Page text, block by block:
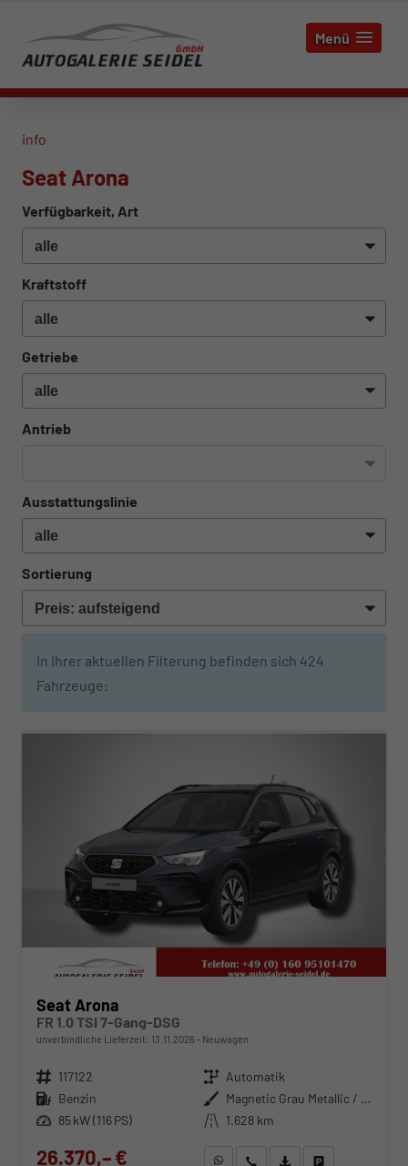
Menü
info
Seat Arona
Verfügbarkeit, Art
Kraftstoff
Getriebe
Antrieb
Ausstattungslinie
Sortierung
In Ihrer aktuellen Filterung befinden sich 424
Fahrzeuge:
ab 268,– € mtl.
Seat Arona
FR 1.0 TSI 7-Gang-DSG
unverbindliche Lieferzeit: 13.11.2026 Neuwagen
Fahrzeugnr. 117122 Getriebe Automatik
Kraftstoff Benzin Außenfarbe
Magnetic Grau Metallic / Dach in Midnight Schwarz Metallic
Leistung 85 kW (116 PS) Kilometerstand 1.628 km
26.370,– € WhatsApp anfragen
Wir rufen Sie anFahrzeugexposé (PDF)